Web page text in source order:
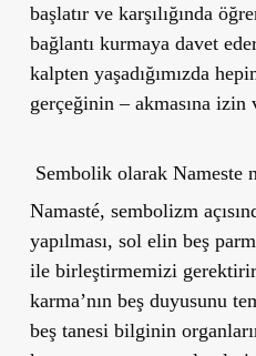
başlatır ve karşılığında
bağlantı kurmaya davet
kalpten yaşadığımızda
gerçeğinin – akmasına izin
Sembolik olarak Nameste
Namasté, sembolizm
yapılması, sol elin beş
ile birleştirmemizi
karma’nın beş duyusunu
beş tanesi bilginin